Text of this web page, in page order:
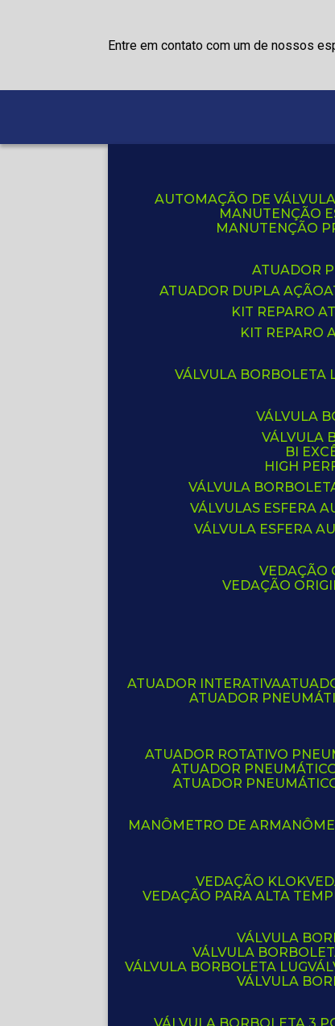
Entre em contato com um de nossos
AUTOMAÇÃO DE
MANUTENÇÃO
MANUTENÇÃO
ATUADOR
ATUADOR DUPLA AÇÃO
KIT REPARO
KIT REPARO
VÁLVULA BORBOLETA
VÁLVULA
VÁLVULA
BI
HIGH
VÁLVULA
VÁLVULAS ESFERA
VÁLVULA ESFERA
VEDAÇÃO
ATUADOR INTERATIVA
ATUADOR
ATUADOR ROTATIVO
ATUADOR
ATUADOR
MANÔMETRO DE AR
VEDAÇÃO KLOK
VEDAÇÃO PARA ALTA
VÁLVULA
VÁLVULA
VÁLVULA BORBOLETA LUG
VÁLVULA